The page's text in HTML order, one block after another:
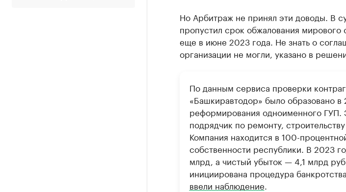
Но Арбитраж не принял эти доводы. В
пропустил срок обжалования
еще в июне 2023 года. Не знать о
организации не могли, указано в
По данным сервиса проверки
«Башкиравтодор» было образовано в
реформирования одноименного
подрядчик по ремонту,
Компания находится в 100-
собственности республики. В 2023
млрд, а чистый убыток — 4,1 млрд
инициирована процедура
ввели наблюдение